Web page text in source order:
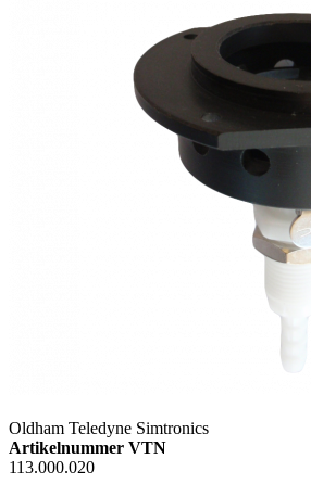
Oldham Teledyne Simtronics
Artikelnummer VTN
113.000.020